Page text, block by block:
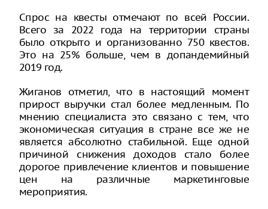
Спрос на квесты отмечают по всей России.
Всего за 2022 года на территории страны
было открыто и организованно 750 квестов.
Это на 25% больше, чем в допандемийный
2019 год.
Жиганов отметил, что в настоящий момент
прирост выручки стал более медленным. По
мнению специалиста это связано с тем, что
экономическая ситуация в стране все же не
является абсолютно стабильной. Еще одной
причиной снижения доходов стало более
дорогое привлечение клиентов и повышение
цен на различные маркетинговые
мероприятия.